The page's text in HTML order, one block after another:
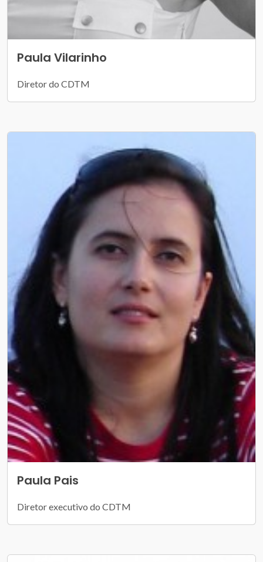
Paula Vilarinho
Diretor do CDTM
Paula Pais
Diretor executivo do CDTM